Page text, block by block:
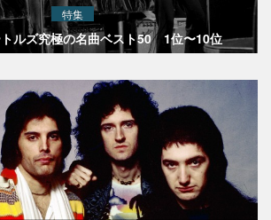
特集
ルズ究極の名曲ベスト50 1位〜10位